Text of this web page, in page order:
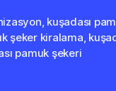
, kuşadası
şeker kiralama,
pamuk şekeri